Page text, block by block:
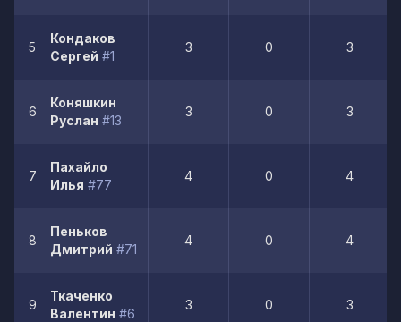
5
Кондаков
Сергей #1
3 0 3
6
Коняшкин
Руслан #13
3 0 3
7
Пахайло
Илья #77
4 0 4
8
Пеньков
Дмитрий #71
4 0 4
9
Ткаченко
Валентин #6
3 0 3